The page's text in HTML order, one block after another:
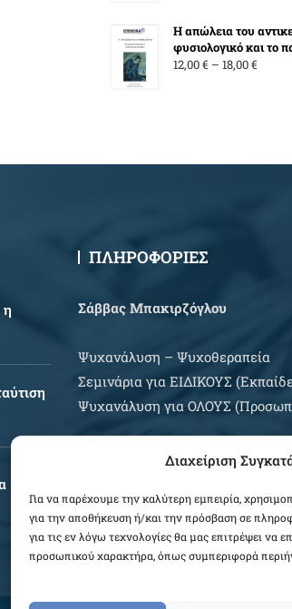
Διαχείριση
Για να παρέχουμε την καλύτερη εμπειρία,
για την αποθήκευση ή/και την πρόσβαση σε
για τις εν λόγω τεχνολογίες θα μας επιτρέψει να
προσωπικού χαρακτήρα, όπως συμπεριφορά
18,00 €
Η απώλεια του
φυσιολογικό και το
12,00€ – 18,00€
η
ΠΛΗΡΟΦΟΡΙΕΣ
Σάββας Μπακιρζόγλου
Ψυχανάλυση – Ψυχοθεραπεία
Σεμινάρια για EIΔΙΚΟΥΣ
Ψυχανάλυση για ΟΛΟΥΣ
Δευτέρα – Σάββατο κατόπιν
ΠΛΗΡΟΦΟΡΙΕΣ ΑΓΟΡΩΝ